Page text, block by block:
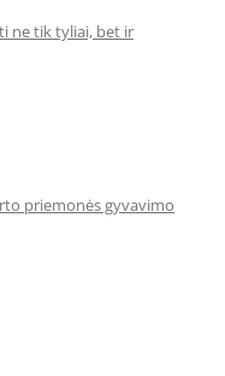
ne tik tyliai, bet ir
priemonės gyvavimo